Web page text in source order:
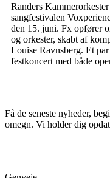
Randers
sangfestivalen
den 15. juni. Fx opfører
og orkester, skabt af
Louise Ravnsberg. Et
festkoncert med både
Få de seneste nyheder,
omegn. Vi holder dig